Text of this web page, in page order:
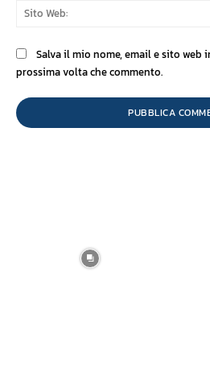
Salva il mio nome, email e sito web
prossima volta che commento.